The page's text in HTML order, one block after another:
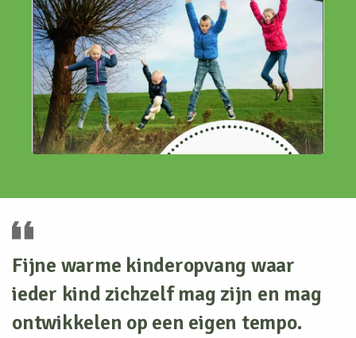
Fijne warme kinderopvang waar
ieder kind zichzelf mag zijn en mag
ontwikkelen op een eigen tempo.